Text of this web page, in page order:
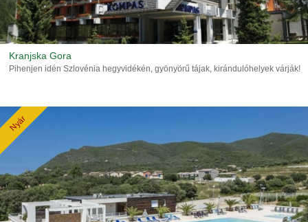
Kranjska Gora
Pihenjen idén Szlovénia hegyvidékén, gyönyörű tájak, kirándulóhelyek várják!
Nyár